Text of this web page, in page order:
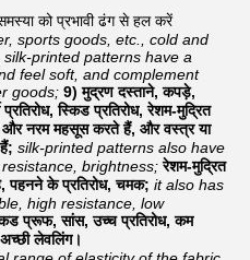
को प्रभावी ढंग से हल करें
sports goods, etc., cold and
printed patterns have a
feel soft, and complement
goods; 9) मुद्रण दस्ताने, कपड़े,
स्किड प्रतिरोध, रेशम-मुद्रित
और नरम महसूस करते हैं, और वस्त्र या
silk-printed patterns also have
brightness; रेशम-मुद्रित
पहनने के प्रतिरोध, चमक; it also has
high resistance, low
प्रूफ, सांस, उच्च प्रतिरोध, कम
लेवलिंग।